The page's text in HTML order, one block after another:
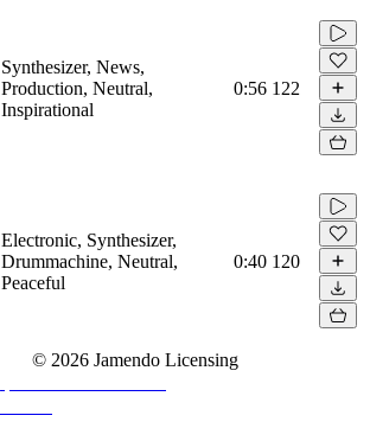
Synthesizer, News,
Production, Neutral,
Inspirational
0:56 122
Electronic, Synthesizer,
Drummachine, Neutral,
Peaceful
0:40 120
© 2026 Jamendo Licensing